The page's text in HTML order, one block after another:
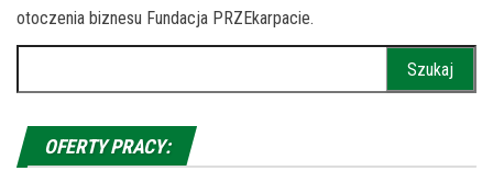
otoczenia biznesu Fundacja PRZEkarpacie.
OFERTY PRACY: